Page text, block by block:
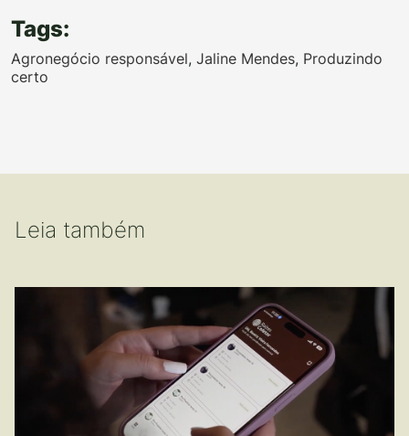
Tags:
Agronegócio responsável, Jaline Mendes, Produzindo
certo
Leia também